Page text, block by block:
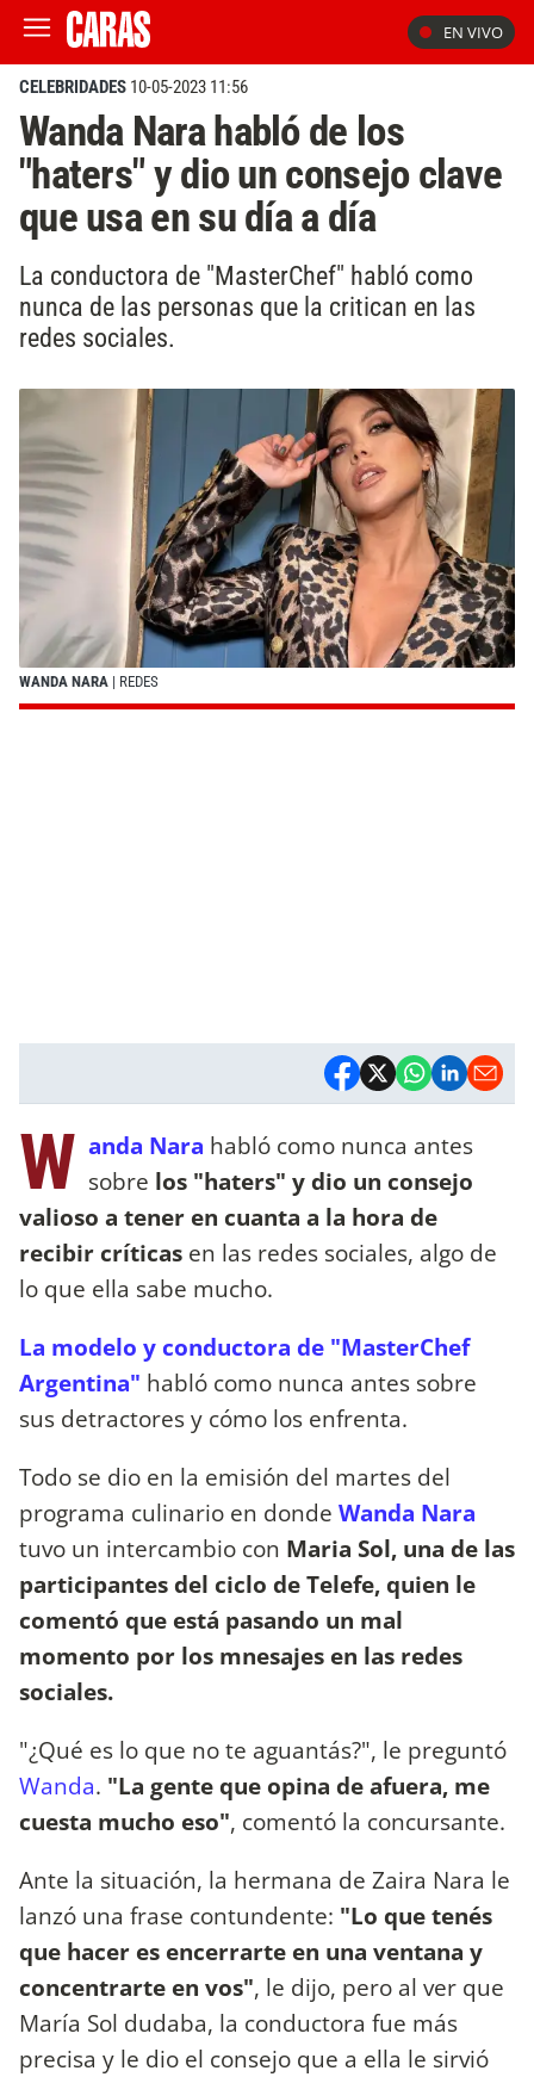
EN VIVO
CELEBRIDADES 10-05-2023 11:56
Wanda Nara habló de los
"haters" y dio un consejo clave
que usa en su día a día
La conductora de "MasterChef" habló como
nunca de las personas que la critican en las
redes sociales.
WANDA NARA | REDES
W anda Nara habló como nunca antes
sobre los "haters" y dio un consejo
valioso a tener en cuanta a la hora de
recibir críticas en las redes sociales, algo de
lo que ella sabe mucho.
La modelo y conductora de "MasterChef
Argentina" habló como nunca antes sobre
sus detractores y cómo los enfrenta.
Todo se dio en la emisión del martes del
programa culinario en donde Wanda Nara
tuvo un intercambio con Maria Sol, una de las
participantes del ciclo de Telefe, quien le
comentó que está pasando un mal
momento por los mnesajes en las redes
sociales.
"¿Qué es lo que no te aguantás?", le preguntó
Wanda. "La gente que opina de afuera, me
cuesta mucho eso", comentó la concursante.
Ante la situación, la hermana de Zaira Nara le
lanzó una frase contundente: "Lo que tenés
que hacer es encerrarte en una ventana y
concentrarte en vos", le dijo, pero al ver que
María Sol dudaba, la conductora fue más
precisa y le dio el consejo que a ella le sirvió